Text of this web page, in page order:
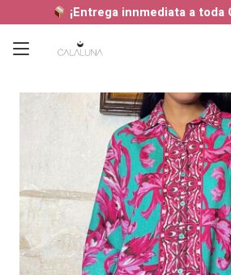
¡Entrega innmediata a toda